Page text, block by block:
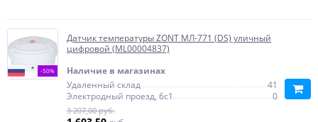
-50%
Датчик температуры ZONT МЛ-771 (DS) уличный
цифровой (ML00004837)
Наличие в магазинах
Удаленный склад
41
Электродный проезд, 6с1
0
3 207,00 руб.